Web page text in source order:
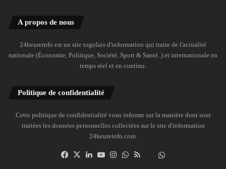
A propos de nous
24heureinfo est un site togolais d'information qui traite de l'actualité
nationale (Économie, Politique, Société, Sport & Santé..) et internationale en
temps réel et en continu.
Politique de confidentialité
Cette politique de confidentialité vous informe sur la manière dont sont
traitées les données personnelles collectées sur le site d'information
24heureinfo.com.
Facebook
X LinkedinYouTubeInstagramWhatsAppDailymotion